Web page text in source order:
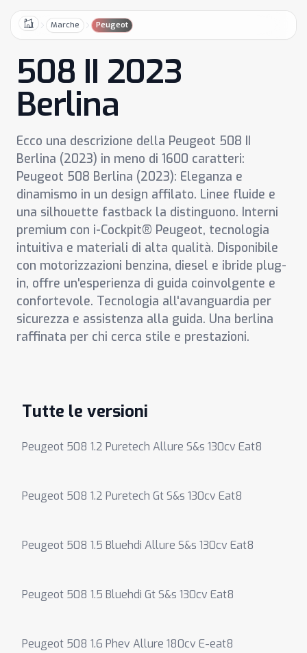
HomeMarche Peugeot
508 II 2023
Berlina
Ecco una descrizione della Peugeot 508 II
Berlina (2023) in meno di 1600 caratteri:
Peugeot 508 Berlina (2023): Eleganza e
dinamismo in un design affilato. Linee fluide e
una silhouette fastback la distinguono. Interni
premium con i-Cockpit® Peugeot, tecnologia
intuitiva e materiali di alta qualità. Disponibile
con motorizzazioni benzina, diesel e ibride plug-
in, offre un'esperienza di guida coinvolgente e
confortevole. Tecnologia all'avanguardia per
sicurezza e assistenza alla guida. Una berlina
raffinata per chi cerca stile e prestazioni.
Tutte le versioni
Peugeot 508 1.2 Puretech Allure S&s 130cv Eat8
Peugeot 508 1.2 Puretech Gt S&s 130cv Eat8
Peugeot 508 1.5 Bluehdi Allure S&s 130cv Eat8
Peugeot 508 1.5 Bluehdi Gt S&s 130cv Eat8
Peugeot 508 1.6 Phev Allure 180cv E-eat8